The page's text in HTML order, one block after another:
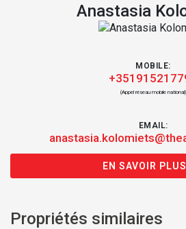
Anastasia
MOBILE:
(Appel réseau mobile national)
EMAIL:
EN SAVOIR PLUS
Propriétés similaires